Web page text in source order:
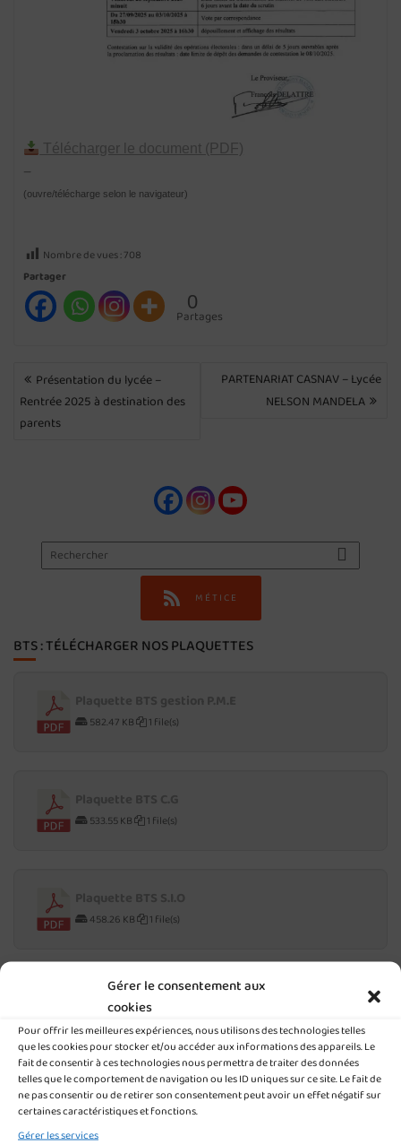
Gérer le consentement aux
cookies
Pour offrir les meilleures expériences, nous utilisons des technologies telles
que les cookies pour stocker et/ou accéder aux informations des appareils. Le
fait de consentir à ces technologies nous permettra de traiter des données
telles que le comportement de navigation ou les ID uniques sur ce site. Le fait de
ne pas consentir ou de retirer son consentement peut avoir un effet négatif sur
certaines caractéristiques et fonctions.
Gérer les services
Télécharger le document (PDF)
—
(ouvre/télécharge selon le navigateur)
Nombre de vues :708
Partager
0
Partages
NAVIGATION
DE
L’ARTICLE
Présentation du lycée –
Rentrée 2025 à destination des
parents
PARTENARIAT CASNAV – Lycée
NELSON MANDELA
MÉTICE
BTS : TÉLÉCHARGER NOS PLAQUETTES
582.47 KB 1 file(s)
533.55 KB 1 file(s)
458.26 KB 1 file(s)
Plaquette BTS S.A.M
519.26 KB 1 file(s)
Plaquette BTS M.C.O
535.68 KB 1 file(s)